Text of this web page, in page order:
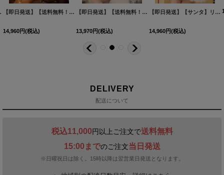
[SS-164-YN-dzw-
[ SS-
[HC03]三上悠亜着用 【即日発送】【送料無料！】【サンタ】チュールフリルオフショルセットアップサンタコスプレ【コスプレ6点セット】【XS-Lサイズ/2カラー】[HC03]三上悠亜着用
14,960円(税込)
【即日発送】【送料無料！】【サンタ】オフショルファービジューマーメイドサンタコスプレ【コスプレ4点セット】【XS-Lサイズ/2カラー】[HC03]明日花キララ着用
13,970円(税込)
【即日発送】【サンタ】リボンファーサンタコスプレ【コスプレ4点セット】【XS-XLサイズ/2カラー】[HC03]三上悠亜着用
14,960円(税込)
DELIVERY
配送について
税込11,000円以上ご注文で送料無料
15:00までのご注文当日発送
※日曜祝日は除く。15時以降は翌営業日発送となります。